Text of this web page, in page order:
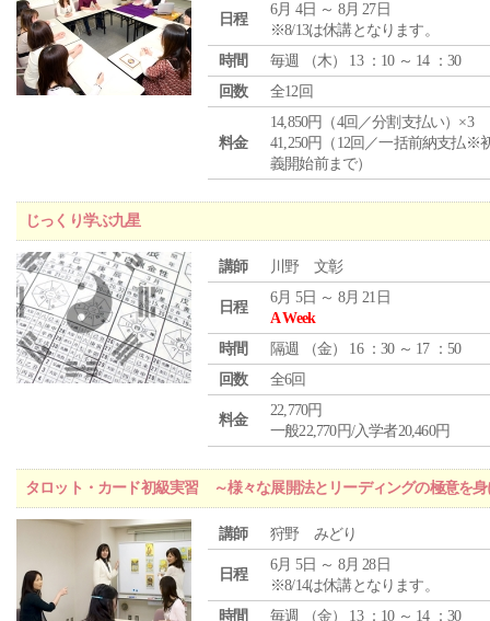
日程
6月 4日 ～ 8月 27日
※8/13は休講となります。
時間
毎週 （木） 13 ：10 ～ 14 ：30
回数
全12回
料金
14,850円（4回／分割支払い）×3
41,250円（12回／一括前納支払※
義開始前まで）
じっくり学ぶ九星
講師 川野 文彰
日程
6月 5日 ～ 8月 21日
A Week
時間
隔週 （金） 16 ：30 ～ 17 ：50
回数
全6回
料金
22,770円
一般22,770円/入学者20,460円
タロット・カード初級実習 ～様々な展開法とリーディングの極意を身
講師 狩野 みどり
日程
6月 5日 ～ 8月 28日
※8/14は休講となります。
時間
毎週 （金） 13 ：10 ～ 14 ：30